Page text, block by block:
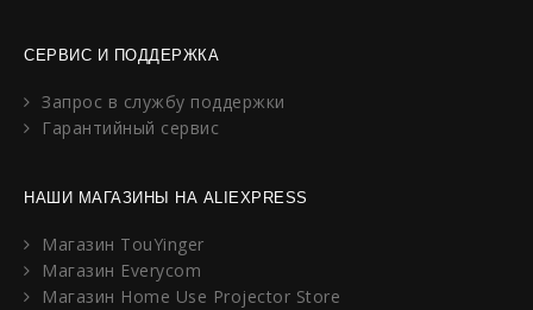
СЕРВИС И ПОДДЕРЖКА
Запрос в службу поддержки
Гарантийный сервис
НАШИ МАГАЗИНЫ НА ALIEXPRESS
Магазин TouYinger
Магазин Everycom
Магазин Home Use Projector Store